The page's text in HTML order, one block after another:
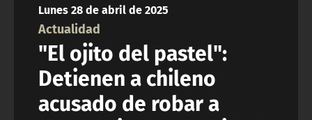
Lunes 28 de abril de 2025
Actualidad
"El ojito del pastel":
Detienen a chileno
acusado de robar a